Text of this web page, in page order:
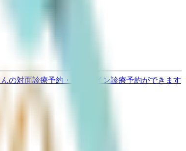
の対面診療予約・オンライン診療予約ができます